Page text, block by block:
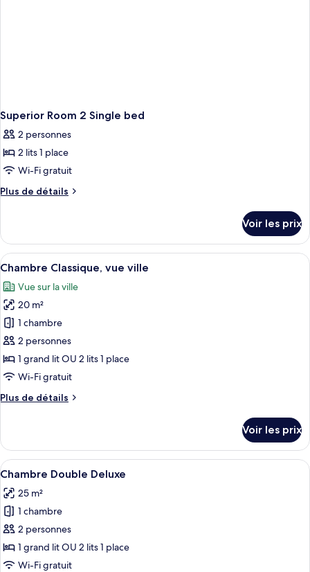
Superior Room 2 Single bed
2 personnes
2 lits 1 place
Wi-Fi gratuit
Plus de détails
Plus
le
type
de
Superior
Room
2
Single
bed
Voir les prix
Afficher
toutes
les
photos
pour
ce
type
de
chambre :
Chambre
ville
Une chambre d’hôtel avec un
5
Chambre Classique, vue ville
Vue sur la ville
20 m²
1 chambre
2 personnes
1 grand lit OU 2 lits 1 place
Wi-Fi gratuit
Plus de détails
Plus
le
type
de
Chambre
Classique,
vue
ville
Voir les prix
Afficher
toutes
les
photos
pour
ce
type
Une chambre d’hôtel avec un lit,
5
Chambre Double Deluxe
25 m²
1 chambre
2 personnes
1 grand lit OU 2 lits 1 place
Wi-Fi gratuit